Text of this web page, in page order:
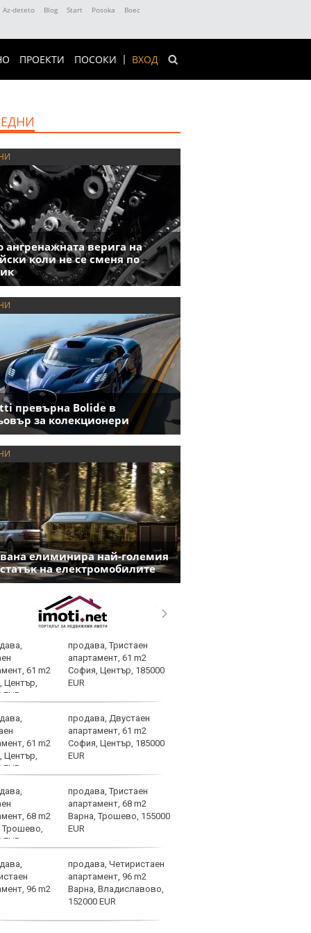
Az-deteto Blog Start Posoka
Boec
ВХОД
ПРОЕКТИ ПОСОКИ
ангренажната верига на
коли не се сменя по
превърна Bolide в
за колекционери
елиминира най-големия
на електромобилите
продава, Тристаен
апартамент, 61 m2
София, Център, 185000
EUR
продава, Двустаен
апартамент, 61 m2
София, Център, 185000
EUR
продава, Тристаен
апартамент, 68 m2
Варна, Трошево, 155000
EUR
продава, Четиристаен
апартамент, 96 m2
Варна, Владиславово,
152000 EUR